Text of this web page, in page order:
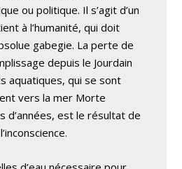
ou politique. Il s’agit d’un
à l’humanité, qui doit
gabegie. La perte de
depuis le Jourdain
aquatiques, qui se sont
vers la mer Morte
d’années, est le résultat de